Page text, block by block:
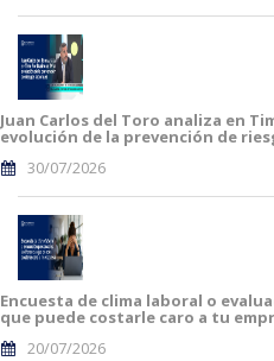
Juan Carlos del Toro analiza en
evolución de la prevención de
30/07/2026
Encuesta de clima laboral o
que puede costarle caro a tu
20/07/2026